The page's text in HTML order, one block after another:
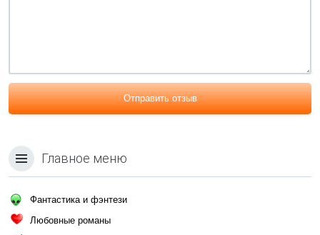
Отправить отзыв
Главное меню
Фантастика и фэнтези
Любовные романы